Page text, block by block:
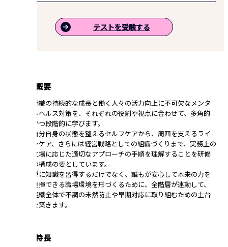
テストを受験する
講座の概要
組織の持続的な成長と働く人々の活力向上に不可欠なメンタ
ルヘルス対策を、それぞれの役割や視点に合わせて、多角的
かつ段階的に学びます。
自分自身の状態を整えるセルフケアから、周囲を支えるライ
ンケア、さらには経営戦略としての組織づくりまで、実務上の
立場に応じた適切なアプローチの手順を理解することを研修
の構成の要としています。
単に知識を習得するだけでなく、誰もが安心して本来の力を
発揮できる職場環境を形づくるために、全階層が連動して、
組織全体で不調の未然防止や早期対応に取り組むための土台
を築きます。
講座の特長